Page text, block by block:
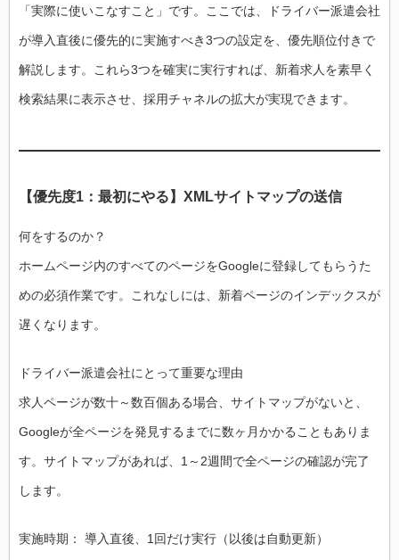
「実際に使いこなすこと」です。ここでは、ドライバー派遣会社
が導入直後に優先的に実施すべき3つの設定を、優先順位付きで
解説します。これら3つを確実に実行すれば、新着求人を素早く
検索結果に表示させ、採用チャネルの拡大が実現できます。
【優先度1：最初にやる】XMLサイトマップの送信
何をするのか？
ホームページ内のすべてのページをGoogleに登録してもらうた
めの必須作業です。これなしには、新着ページのインデックスが
遅くなります。
ドライバー派遣会社にとって重要な理由
求人ページが数十～数百個ある場合、サイトマップがないと、
Googleが全ページを発見するまでに数ヶ月かかることもありま
す。サイトマップがあれば、1～2週間で全ページの確認が完了
します。
実施時期： 導入直後、1回だけ実行（以後は自動更新）